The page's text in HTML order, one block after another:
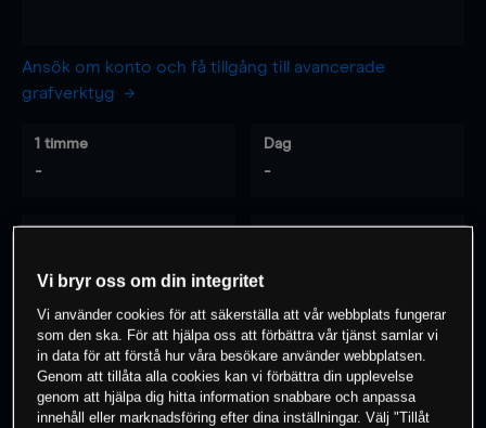
Ansök om konto och få tillgång till avancerade
grafverktyg
1 timme
-
Dag
-
0% av kunderna har en position i detta
instrument
Vi bryr oss om din integritet
Vi använder cookies för att säkerställa att vår webbplats fungerar
som den ska. För att hjälpa oss att förbättra vår tjänst samlar vi
in data för att förstå hur våra besökare använder webbplatsen.
Genom att tillåta alla cookies kan vi förbättra din upplevelse
genom att hjälpa dig hitta information snabbare och anpassa
innehåll eller marknadsföring efter dina inställningar. Välj "Tillåt